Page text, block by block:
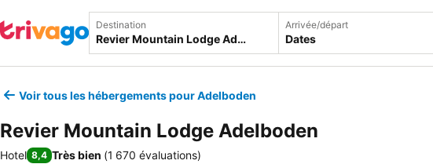
Destination Arrivée/départ
Dates
Voir tous les hébergements pour Adelboden
Revier Mountain Lodge Adelboden
Hotel 8,4 Très bien (1 670 évaluations)